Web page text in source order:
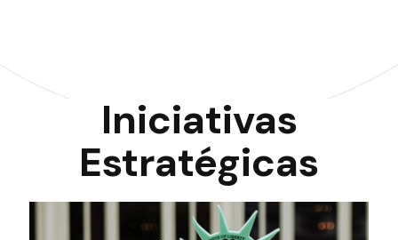
Iniciativas
Estratégicas